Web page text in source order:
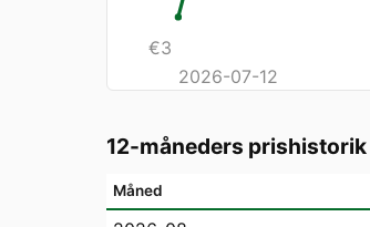
€3
2026-07-12
12-måneders prishistorik
Måned